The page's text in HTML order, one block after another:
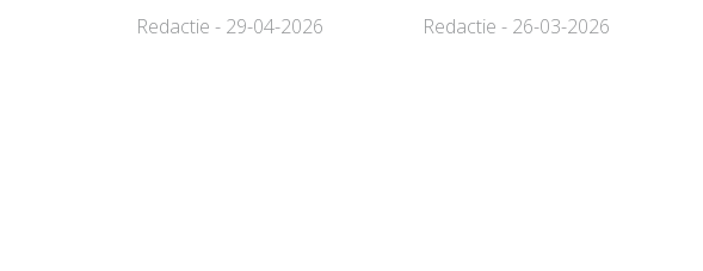
Redactie - 29-04-2026
Redactie - 26-03-2026